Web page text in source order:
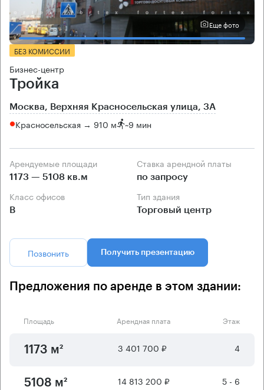
Еще фото
БЕЗ КОМИССИИ
Бизнес-центр
Тройка
Москва, Верхняя Красносельская улица, 3А
Красносельская → 910 м ~9 мин
Арендуемые площади
1173 — 5108 кв.м
Ставка арендной платы
по запросу
Класс офисов
B
Тип здания
Торговый центр
Позвонить Получить презентацию
Предложения по аренде в этом здании:
Площадь Арендная плата Этаж
1173 м² 3 401 700 ₽ 4
5108 м² 14 813 200 ₽ 5 - 6